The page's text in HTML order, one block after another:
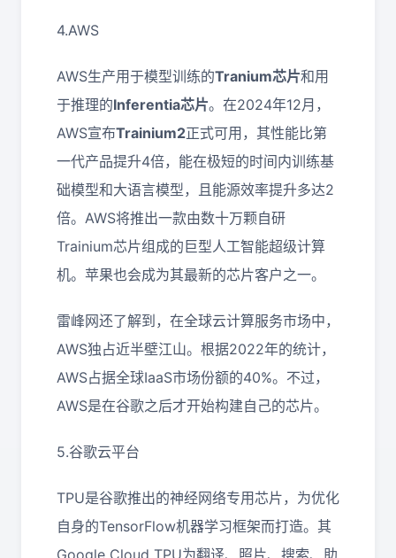
4.AWS
AWS生产用于模型训练的Tranium芯片和用
于推理的Inferentia芯片。在2024年12月，
AWS宣布Trainium2正式可用，其性能比第
一代产品提升4倍，能在极短的时间内训练基
础模型和大语言模型，且能源效率提升多达2
倍。AWS将推出一款由数十万颗自研
Trainium芯片组成的巨型人工智能超级计算
机。苹果也会成为其最新的芯片客户之一。
雷峰网还了解到，在全球云计算服务市场中，
AWS独占近半壁江山。根据2022年的统计，
AWS占据全球IaaS市场份额的40%。不过，
AWS是在谷歌之后才开始构建自己的芯片。
5.谷歌云平台
TPU是谷歌推出的神经网络专用芯片，为优化
自身的TensorFlow机器学习框架而打造。其
Google Cloud TPU为翻译、照片、搜索、助